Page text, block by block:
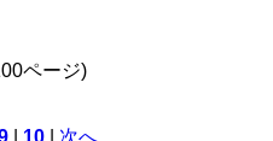
ページ)
10 次へ